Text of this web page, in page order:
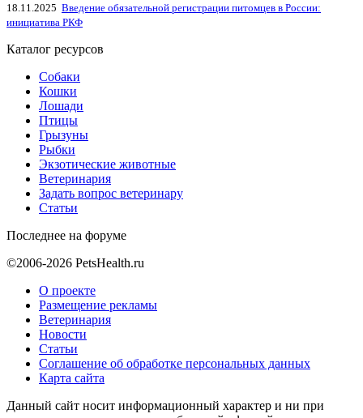
18.11.2025 Введение обязательной регистрации питомцев в России:
инициатива РКФ
Каталог ресурсов
Собаки
Кошки
Лошади
Птицы
Грызуны
Рыбки
Экзотические животные
Ветеринария
Задать вопрос ветеринару
Статьи
Последнее на форуме
©2006-2026 PetsHealth.ru
О проекте
Размещение рекламы
Ветеринария
Новости
Статьи
Соглашение об обработке персональных данных
Карта сайта
Данный сайт носит информационный характер и ни при